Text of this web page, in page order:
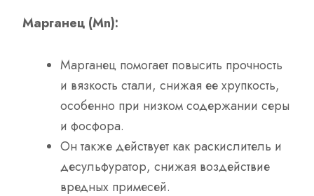
Марганец (Mn):
Марганец помогает повысить прочность
и вязкость стали, снижая ее хрупкость,
особенно при низком содержании серы
и фосфора.
Он также действует как раскислитель и
десульфуратор, снижая воздействие
вредных примесей.